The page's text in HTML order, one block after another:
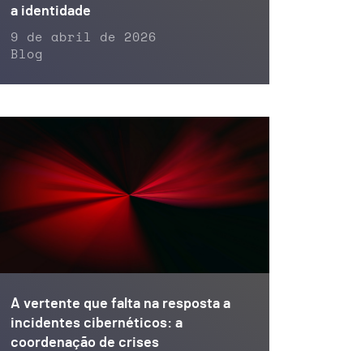
a identidade
9 de abril de 2026
Blog
A vertente que falta na resposta a
incidentes cibernéticos: a
coordenação de crises